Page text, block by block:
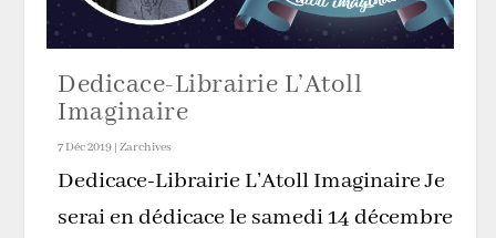
Dedicace-Librairie L’Atoll
Imaginaire
7 Déc 2019 |Zarchives
Dedicace-Librairie L’Atoll Imaginaire Je
serai en dédicace le samedi 14 décembre